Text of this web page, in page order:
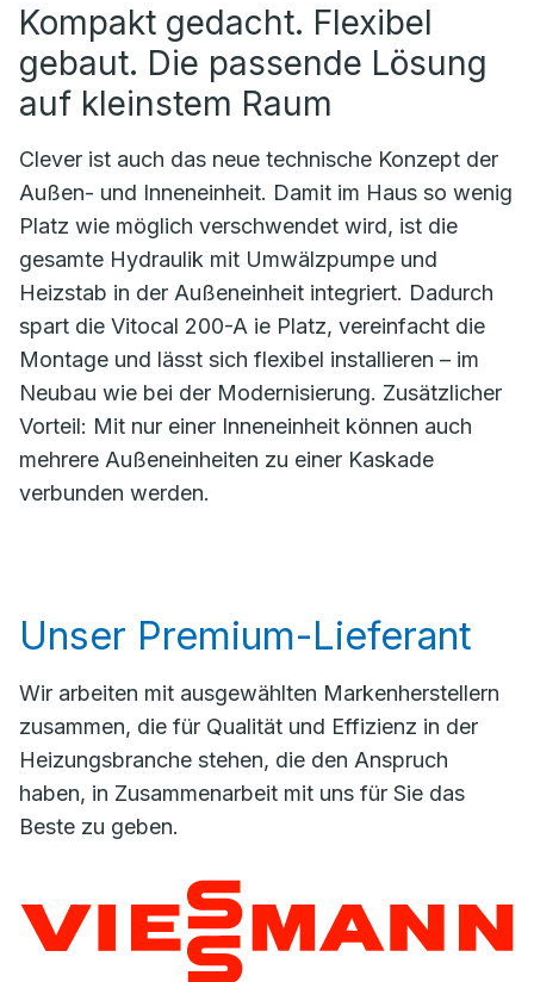
Kompakt gedacht. Flexibel
gebaut. Die passende Lösung
auf kleinstem Raum
Clever ist auch das neue technische Konzept der
Außen- und Inneneinheit. Damit im Haus so wenig
Platz wie möglich verschwendet wird, ist die
gesamte Hydraulik mit Umwälzpumpe und
Heizstab in der Außeneinheit integriert. Dadurch
spart die Vitocal 200-A ie Platz, vereinfacht die
Montage und lässt sich flexibel installieren – im
Neubau wie bei der Modernisierung. Zusätzlicher
Vorteil: Mit nur einer Inneneinheit können auch
mehrere Außeneinheiten zu einer Kaskade
verbunden werden.
Unser Premium-Lieferant
Wir arbeiten mit ausgewählten Markenherstellern
zusammen, die für Qualität und Effizienz in der
Heizungsbranche stehen, die den Anspruch
haben, in Zusammenarbeit mit uns für Sie das
Beste zu geben.